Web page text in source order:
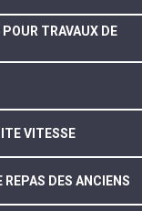
TRAVAUX DE
VITESSE
DES ANCIENS